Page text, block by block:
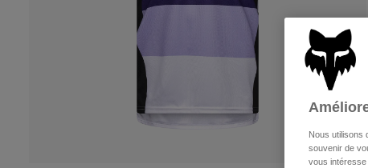
Nous utilisons
souvenir de
vous intéresse